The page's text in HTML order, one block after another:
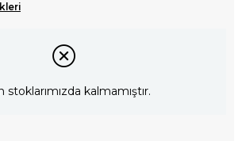
stoklarımızda kalmamıştır.